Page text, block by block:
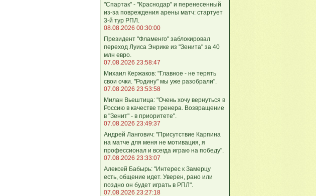
"Спартак" - "Краснодар" и перенесенный
из-за повреждения арены матч: стартует
3-й тур РПЛ.
08.08.2026 00:30:00
Президент "Фламенго" заблокировал
переход Луиса Энрике из "Зенита" за 40
млн евро.
07.08.2026 23:58:47
Михаил Кержаков: "Главное - не терять
свои очки. "Родину" мы уже разобрали".
07.08.2026 23:53:58
Милан Вьештица: "Очень хочу вернуться в
Россию в качестве тренера. Возвращение
в "Зенит" - в приоритете".
07.08.2026 23:49:37
Андрей Лангович: "Присутствие Карпина
на матче для меня не мотивация, я
профессионал и всегда играю на победу".
07.08.2026 23:33:07
Алексей Бабырь: "Интерес к Замерцу
есть, общение идет. Уверен, рано или
поздно он будет играть в РПЛ".
07.08.2026 23:27:18